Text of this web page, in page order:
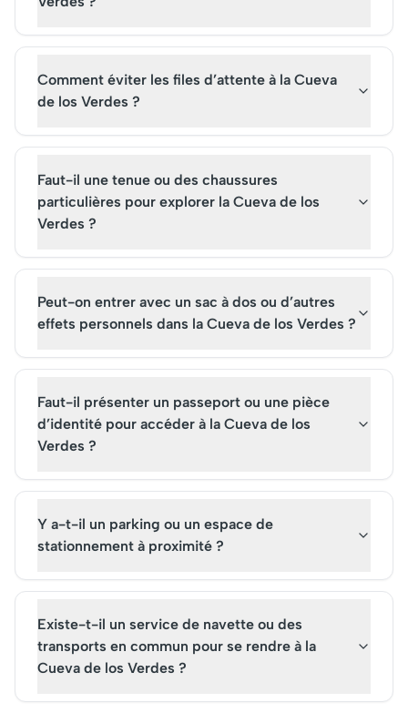
attractions touristiques de
Comment éviter les files d’attente à la Cueva
de los Verdes ?
Faut-il une tenue ou des chaussures
particulières pour explorer la Cueva de los
Verdes ?
Peut-on entrer avec un sac à dos ou d’autres
effets personnels dans la Cueva de los Verdes ?
Faut-il présenter un passeport ou une pièce
d’identité pour accéder à la Cueva de los
Verdes ?
Y a-t-il un parking ou un espace de
stationnement à proximité ?
Existe-t-il un service de navette ou des
transports en commun pour se rendre à la
Cueva de los Verdes ?